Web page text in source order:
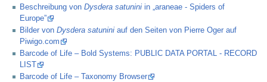
Beschreibung von Dysdera satunini in „araneae - Spiders of
Europe”
Bilder von Dysdera satunini auf den Seiten von Pierre Oger auf
Piwigo.com
Barcode of Life – Bold Systems: PUBLIC DATA PORTAL - RECORD
LIST
Barcode of Life – Taxonomy Browser